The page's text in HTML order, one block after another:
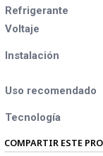
Refrigerante
Voltaje
Instalación
Uso recomendado
Tecnología
COMPARTIR ESTE